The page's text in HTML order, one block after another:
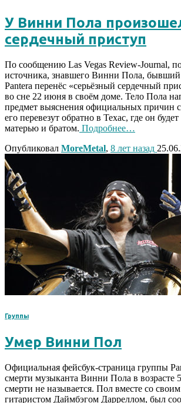
У Винни Пола
сердечный приступ
По сообщению Las Vegas Review-Journal,
источника, знавшего Винни Пола,
Pantera перенёс «серьёзный сердечный
во сне 22 июня в своём доме. Тело Пола
предмет выяснения официальных причин
его перевезут обратно в Техас, где он
матерью и братом. Подробнее…
Опубликовал MoreMetal, 8 лет назад
Группы
Умер Винни Пол
Официальная фейсбук-страница группы
смерти музыканта Винни Пола в возрасте
смерти не называется. Пол вместе со
гитаристом Даймбэгом Дарреллом, был